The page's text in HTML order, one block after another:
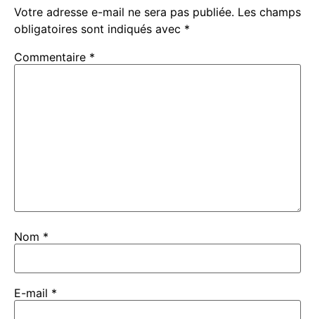
Votre adresse e-mail ne sera pas publiée. Les champs
obligatoires sont indiqués avec *
Commentaire *
Nom *
E-mail *